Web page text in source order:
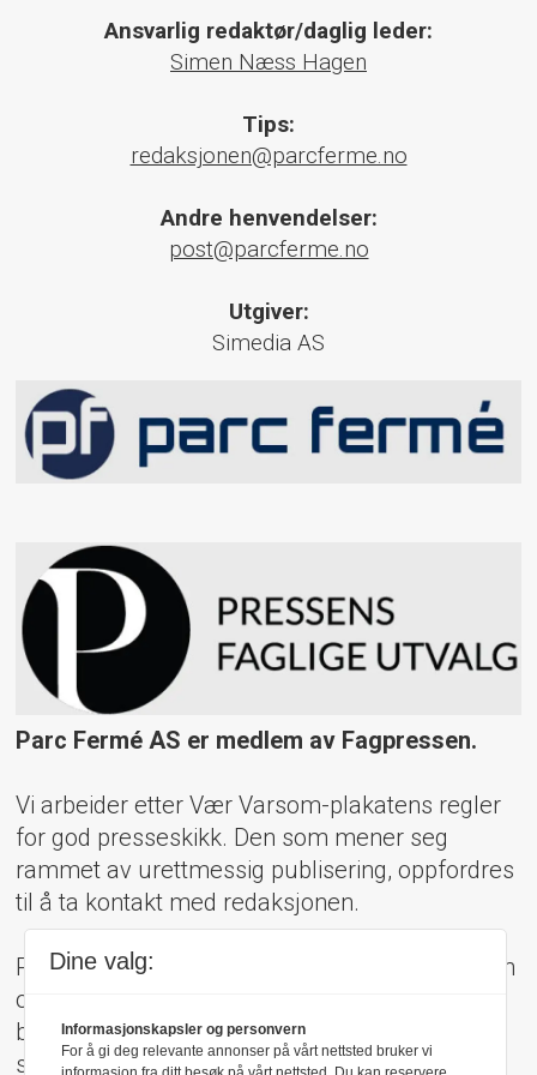
Ansvarlig redaktør/daglig leder:
Simen Næss Hagen
Tips:
redaksjonen@parcferme.no
Andre henvendelser:
post@parcferme.no
Utgiver:
Simedia AS
Parc Fermé AS er medlem av Fagpressen.
Vi arbeider etter Vær Varsom-plakatens regler
for god presseskikk. Den som mener seg
rammet av urettmessig publisering, oppfordres
til å ta kontakt med redaksjonen.
Pressens Faglige Utvalg (PFU) er et klageorgan
oppnevnt av Norsk Presseforbund som
behandler klager mot mediene i presseetiske
spørsmål.
Dine valg:
Informasjonskapsler og personvern
For å gi deg relevante annonser på vårt nettsted bruker vi